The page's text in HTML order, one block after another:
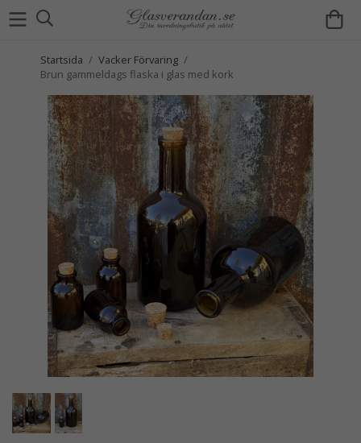
Startsida / Vacker Förvaring /
Brun gammeldags flaska i glas med kork